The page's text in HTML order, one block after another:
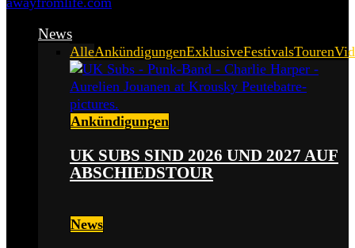
News
AlleAnkündigungenExklusiveFestivalsTouren
Ankündigungen
UK SUBS SIND 2026 UND 2027 AUF
ABSCHIEDSTOUR
News